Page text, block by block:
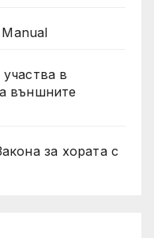
в
външните
за хората с